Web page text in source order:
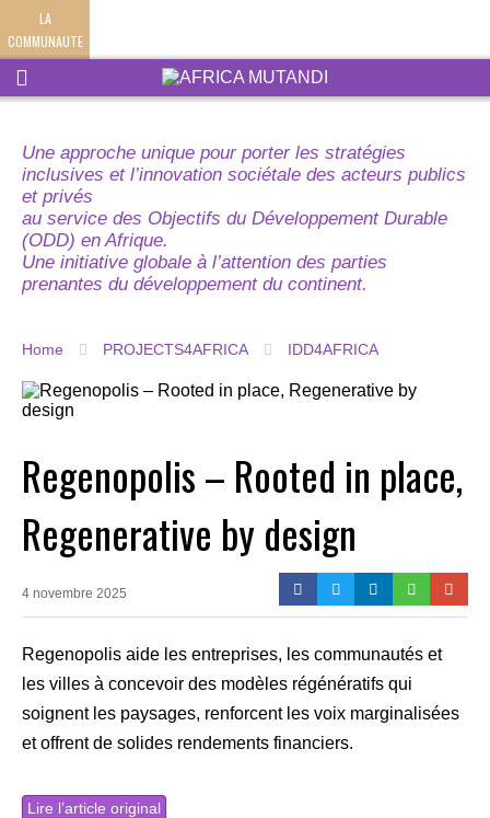
LA
COMMUNAUTE
Une approche unique pour porter les stratégies
inclusives et l’innovation sociétale des acteurs publics
et privés
au service des Objectifs du Développement Durable
(ODD) en Afrique.
Une initiative globale à l’attention des parties
prenantes du développement du continent.
Home PROJECTS4AFRICA IDD4AFRICA
Regenopolis – Rooted in place,
Regenerative by design
4 novembre 2025
Regenopolis aide les entreprises, les communautés et
les villes à concevoir des modèles régénératifs qui
soignent les paysages, renforcent les voix marginalisées
et offrent de solides rendements financiers.
Lire l’article original